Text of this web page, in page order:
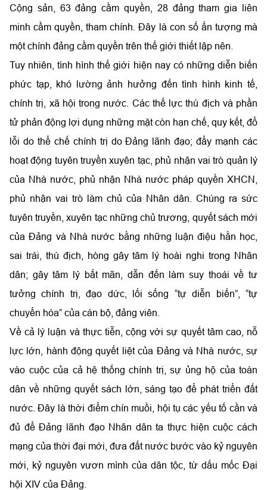
Cộng sản, 63 đảng cầm quyền, 28 đảng tham gia liên
minh cầm quyền, tham chính. Đây là con số ấn tượng mà
một chính đảng cầm quyền trên thế giới thiết lập nên.
Tuy nhiên, tình hình thế giới hiện nay có những diễn biến
phức tạp, khó lường ảnh hưởng đến tình hình kinh tế,
chính trị, xã hội trong nước. Các thế lực thù địch và phần
tử phản động lợi dụng những mặt còn hạn chế, quy kết, đổ
lỗi do thể chế chính trị do Đảng lãnh đạo; đẩy mạnh các
hoạt động tuyên truyền xuyên tạc, phủ nhận vai trò quản lý
của Nhà nước, phủ nhận Nhà nước pháp quyền XHCN,
phủ nhận vai trò làm chủ của Nhân dân. Chúng ra sức
tuyên truyền, xuyên tạc những chủ trương, quyết sách mới
của Đảng và Nhà nước bằng những luận điệu hằn học,
sai trái, thù địch, hòng gây tâm lý hoài nghi trong Nhân
dân; gây tâm lý bất mãn, dẫn đến làm suy thoái về tư
tưởng chính trị, đạo dức, lối sống “tự diễn biến”, “tự
chuyển hóa” của cán bộ, đảng viên.
Về cả lý luận và thực tiễn, cộng với sự quyết tâm cao, nỗ
lực lớn, hành động quyết liệt của Đảng và Nhà nước, sự
vào cuộc của cả hệ thống chính trị, sự ủng hộ của toàn
dân về những quyết sách lớn, sáng tạo để phát triển đất
nước. Đây là thời điểm chín muồi, hội tụ các yếu tố cần và
đủ để Đảng lãnh đạo Nhân dân ta thực hiện cuộc cách
mạng của thời đại mới, đưa đất nước bước vào kỷ nguyên
mới, kỷ nguyên vươn mình của dân tộc, từ dấu mốc Đại
hội XIV của Đảng.